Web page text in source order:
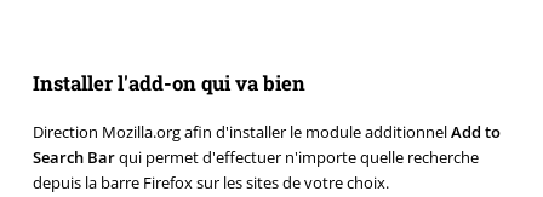
Installer l'add-on qui va bien
Direction Mozilla.org afin d'installer le module additionnelAdd to
Search Barqui permet d'effectuer n'importe quelle recherche
depuis la barre Firefox sur les sites de votre choix.